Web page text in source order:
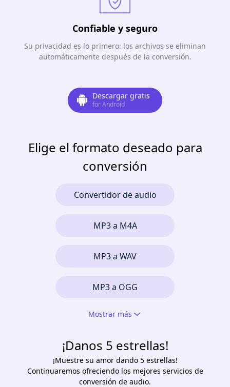
Confiable y seguro
Su privacidad es lo primero: los archivos se eliminan
automáticamente después de la conversión.
Descargar gratis
for Android
Elige el formato deseado para
conversión
Convertidor de audio
MP3 a M4A
MP3 a WAV
MP3 a OGG
Mostrar más
¡Danos 5 estrellas!
¡Muestre su amor dando 5 estrellas!
Continuaremos ofreciendo los mejores servicios de
conversión de audio.